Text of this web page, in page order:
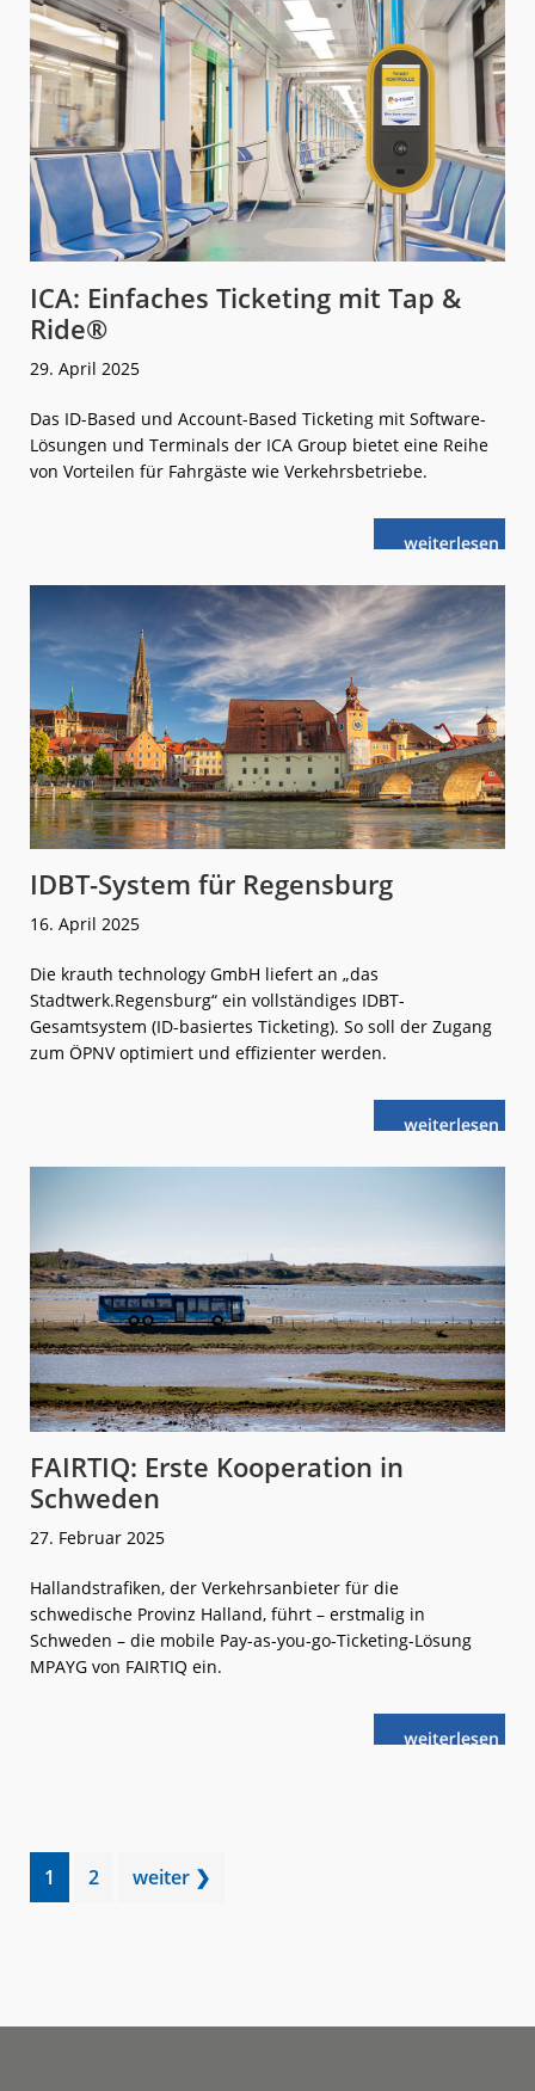
UITP
Summit
ICA: Einfaches Ticketing mit Tap &
Ride®
29. April 2025
Das ID-Based und Account-Based Ticketing mit Software-
Lösungen und Terminals der ICA Group bietet eine Reihe
von Vorteilen für Fahrgäste wie Verkehrsbetriebe.
weiterlese
nICA:
Tap &
Ride®
IDBT-System für Regensburg
16. April 2025
Die krauth technology GmbH liefert an „das
Stadtwerk.Regensburg“ ein vollständiges IDBT-
Gesamtsystem (ID-basiertes Ticketing). So soll der Zugang
zum ÖPNV optimiert und effizienter werden.
weiterlese
nIDBT-
Regensburg
FAIRTIQ: Erste Kooperation in
Schweden
27. Februar 2025
Hallandstrafiken, der Verkehrsanbieter für die
schwedische Provinz Halland, führt – erstmalig in
Schweden – die mobile Pay-as-you-go-Ticketing-Lösung
MPAYG von FAIRTIQ ein.
weiterlese
nFAIRTIQ:
Go
to
1
Go
2 weiter ❯